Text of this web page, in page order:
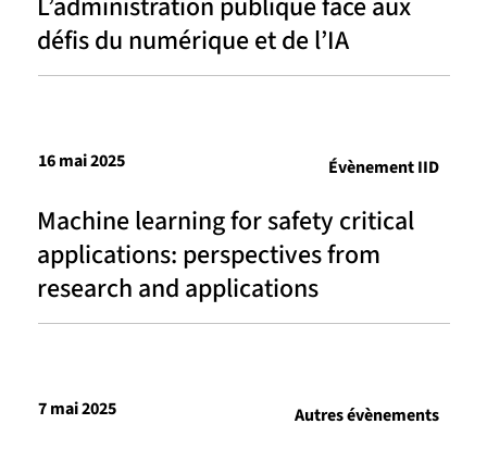
défis du numérique et de l’IA
Machine learning for safety critical
applications: perspectives from
research and applications
16 mai 2025 Évènement IID
7 mai 2025 Autres évènements